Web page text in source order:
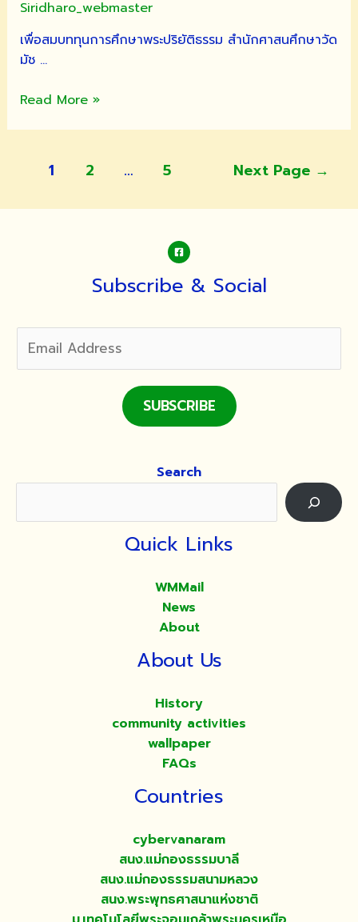
มาฆบูชา
ประจำ
2567
Siridharo_webmaster
เพื่อสมบททุนการศึกษาพระปริยัติธรรม สำนักศาสนศึกษาวัด
มัช …
ขอ
ประจำ
Read More »
แนะแนว1 2 … 5 Next Page →
Subscribe & Social
SUBSCRIBE
Search
Quick Links
WMMail
News
About
About Us
History
community activities
wallpaper
FAQs
Countries
cybervanaram
สนง.แม่กองธรรมบาลี
สนง.แม่กองธรรมสนามหลวง
สนง.พระพุทธศาสนาแห่งชาติ